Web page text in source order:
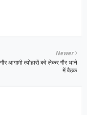
Newer
आगामी त्योहारों को लेकर गौर थाने
में बैठक